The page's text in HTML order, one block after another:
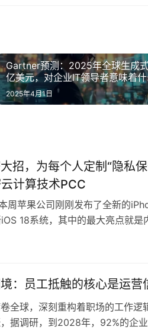
Gartner预测：2025年全球生成
亿美元，对企业IT领导者意味着
2025年4月1日
招，为每个人定制“隐私
计算技术PCC
周苹果公司刚刚发布了全新的
18系统，其中的最大亮点就是
：员工抵触的核心是运营
全球，深刻重构着职场的工作逻
据调研，到2028年，92%的企